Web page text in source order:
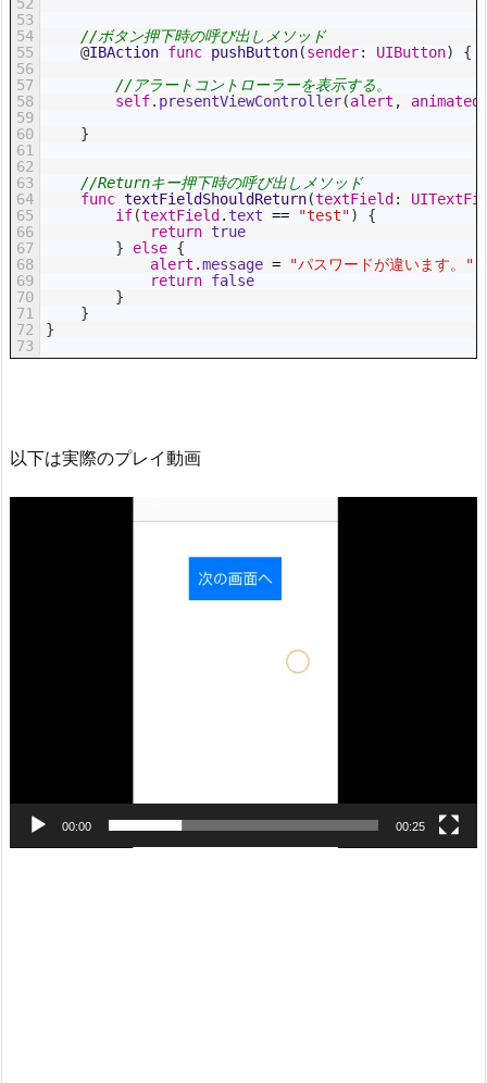
52
53
54
55
56
57
58
59
60
61
62
63
64
65
66
67
68
69
70
71
72
73
//ボタン押下時の呼び出しメソッド
@IBAction func pushButton(sender: UIButton)
{
//アラートコントローラーを表示する。
self. presentViewController(alert , animated
}
//Returnキー押下時の呼び出しメソッド
func textFieldShouldReturn(textField :
if(textField .text == "test")
{
return true
}
else {
alert .message =
"パスワードが違います。"
return false
}
}
}
以下は実際のプレイ動画
00:00 00:25